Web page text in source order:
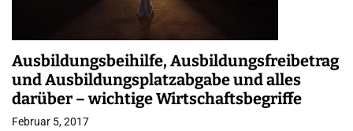
Ausbildungsbeihilfe, Ausbildungsfreibetrag
und Ausbildungsplatzabgabe und alles
darüber – wichtige Wirtschaftsbegriffe
Februar 5, 2017